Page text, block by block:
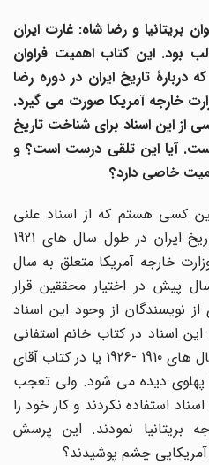
بریتانیا و رضا شاه: غارت ایران
بود. این کتاب اهمیت فراوان
تاریخ ایران در دوره رضا
خارجه آمریکا صورت می گیرد.
از این اسناد برای شناخت تاریخ
آیا این تلقی درست است؟ و
خاصی دارد؟
کسی هستم که از اسناد علنی
شده آمریکایی برای بررسی تاریخ ایران در طول سال های 1921
خارجه آمریکا متعلق به سال
سی سال پیش در اختیار محققین قرار
از وجود این اسناد
اسناد در کتاب خانم استفانی
کرونین دربارۀ ارتش ایران در سال های 1910 -1926 یا در کتاب آقای
دیده می شود. ولی تعجب
استفاده نکردند و کار خود را
بریتانیا نمودند. این پرسش
چشم پوشیدند؟